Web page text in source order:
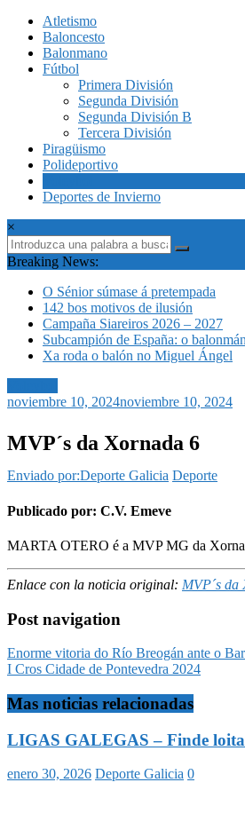
Atletismo
Baloncesto
Balonmano
Fútbol
Primera División
Segunda División
Segunda División B
Tercera División
Piragüismo
Polideportivo
Deportes de Invierno
×
Breaking News:
O Sénior súmase á pretempada
142 bos motivos de ilusión
Campaña Siareiros 2026 – 2027
Subcampión de España: o
Xa roda o balón no Miguel Ángel
noviembre 10, 2024noviembre 10, 2024
MVP´s da Xornada 6
Enviado por:Deporte Galicia Deporte
Publicado por: C.V. Emeve
MARTA OTERO é a MVP MG da
Enlace con la noticia original: MVP´s da
Post navigation
Enorme vitoria do Río Breogán ante o
I Cros Cidade de Pontevedra 2024
Mas noticias relacionadas
LIGAS GALEGAS – Finde
enero 30, 2026 Deporte Galicia 0